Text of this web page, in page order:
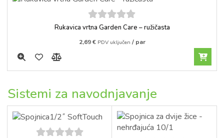
5out of
Rukavica vrtna Garden Care – ružičasta
2,69€ PDV uključen / par
Sistemi za navodnjavanje